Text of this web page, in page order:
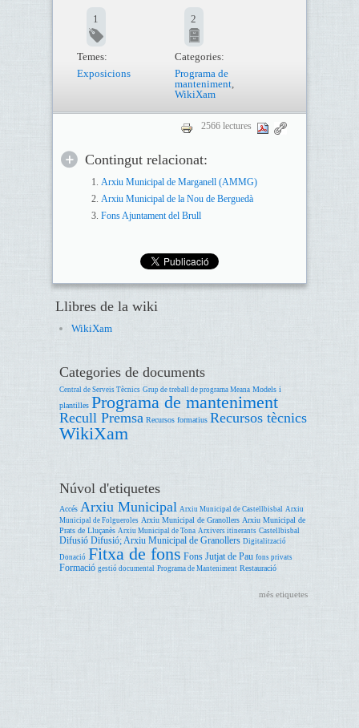
1
Temes:
Exposicions
2
Categories:
Programa de
manteniment,
WikiXam
2566 lectures
Contingut relacionat:
Arxiu Municipal de Marganell (AMMG)
Arxiu Municipal de la Nou de Berguedà
Fons Ajuntament del Brull
Llibres de la wiki
WikiXam
Categories de documents
Central de Serveis Tècnics Grup de treball de programa Meana Models i
plantilles Programa de manteniment
Recull Premsa Recursos formatius Recursos tècnics
WikiXam
Núvol d'etiquetes
Accés Arxiu Municipal Arxiu Municipal de Castellbisbal Arxiu
Municipal de Folgueroles Arxiu Municipal de Granollers Arxiu Municipal de
Prats de Lluçanès Arxiu Municipal de Tona Arxivers itinerants Castellbisbal
Difusió Difusió; Arxiu Municipal de Granollers Digitalització
Donació Fitxa de fons Fons Jutjat de Pau fons privats
Formació gestió documental Programa de Manteniment Restauració
més etiquetes